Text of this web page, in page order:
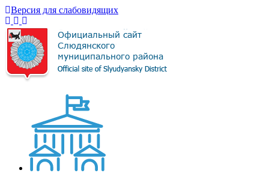
Версия для слабовидящих